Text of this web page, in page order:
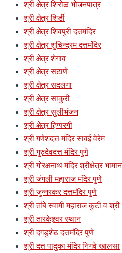
श्री क्षेत्र शिरोळ भोजनपात्र
श्री क्षेत्र शिर्डी
श्री क्षेत्र शिवपुरी दत्तमंदिर
श्री क्षेत्र शुचिन्द्रम दत्तमंदिर
श्री क्षेत्र शेगाव
श्री क्षेत्र सटाणे
श्री क्षेत्र सदलगा
श्री क्षेत्र साकुरी
श्री क्षेत्र सुलीभंजन
श्री क्षेत्र हिप्परगी
श्री गणेशदत्त मंदिर सावई वेरेम
श्री गुरुदेवदत्त मंदिर पुणे
श्री गोरक्षनाथ मंदिर श्रीक्षेत्र
श्री जंगली महाराज मंदिर पुणे
श्री जुन्नरकर दत्तमंदिर पुणे
श्री तांबे स्वामी महाराज कुटी व श्री
श्री तारकेश्र्वर स्थान
श्री दगडुशेठ दत्तमंदिर पुणे
श्री दत्त पादुका मंदिर निगवे खालसा